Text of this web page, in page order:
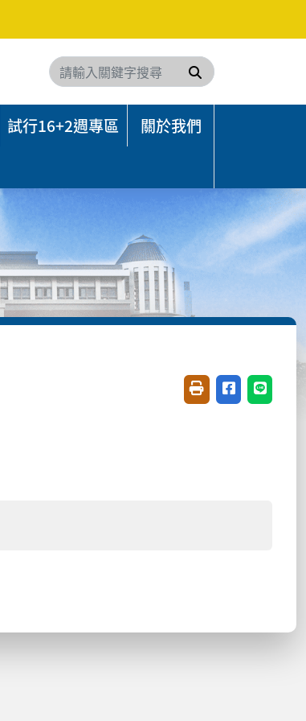
搜尋
試行16+2週專區
關於我們
友善列印(開新視窗)
分享至臉書(
分享至